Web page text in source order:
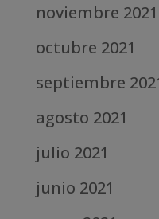
noviembre 2021
octubre 2021
septiembre
agosto 2021
julio 2021
junio 2021